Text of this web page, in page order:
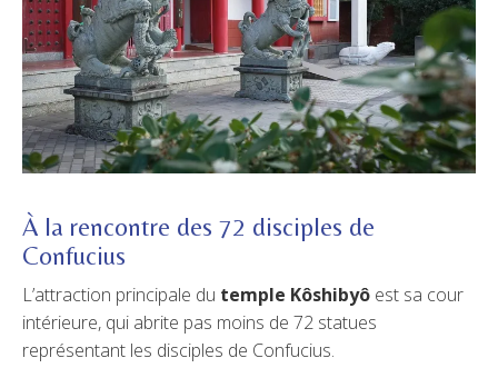
À la rencontre des 72 disciples de
Confucius
L’attraction principale du temple Kôshibyô est sa cour
intérieure, qui abrite pas moins de 72 statues
représentant les disciples de Confucius.